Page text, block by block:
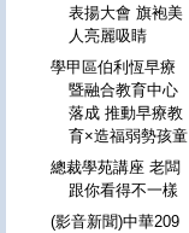
表揚大會 旗袍美
人亮麗吸睛
學甲區伯利恆早療
暨融合教育中心
落成 推動早療教
育×造福弱勢孩童
總裁學苑講座 老闆
跟你看得不一樣
(影音新聞)中華209